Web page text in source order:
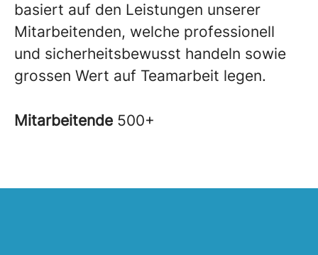
basiert auf den Leistungen unserer
Mitarbeitenden, welche professionell
und sicherheitsbewusst handeln sowie
grossen Wert auf Teamarbeit legen.
Mitarbeitende 500+